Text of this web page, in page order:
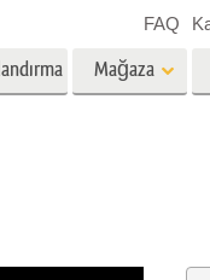
Mağaza
FAQ